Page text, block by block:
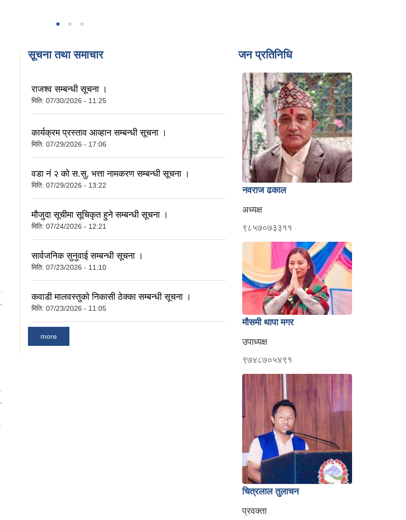
सूचना तथा समाचार
राजश्व सम्बन्धी सूचना ।
मिति: 07/30/2026 - 11:25
कार्यक्रम प्रस्ताव आव्हान सम्बन्धी सूचना ।
मिति: 07/29/2026 - 17:06
वडा नं २ को स.सु. भत्ता नामकरण सम्बन्धी सूचना ।
मिति: 07/29/2026 - 13:22
मौजुदा सूचीमा सूचिकृत हुने सम्बन्धी सूचना ।
मिति: 07/24/2026 - 12:21
सार्वजनिक सुनुवाई सम्बन्धी सूचना ।
मिति: 07/23/2026 - 11:10
कवाडी मालवस्तुको निकासी ठेक्का सम्बन्धी सूचना ।
मिति: 07/23/2026 - 11:05
more
जन प्रतिनिधि
नवराज ढकाल
अध्यक्ष
९८५७०७३३११
मौसमी थापा मगर
उपाध्यक्ष
९७४८७०५४९१
चित्रलाल तुलाचन
प्रवक्ता